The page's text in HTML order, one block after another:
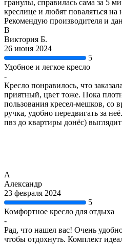
гранулы, справилась сама за 5
креслице и любят поваляться на
Рекомендую производителя и
В
Виктория Б.
26 июня 2024
5
Удобное и легкое кресло
-
Кресло понравилось, что
приятный, цвет тоже. Пока
пользования кресел-мешков, со
ручка, удобно передвигать за
пвз до квартиры донёс)
А
Александр
23 февраля 2024
5
Комфортное кресло для отдыха
-
Рад, что нашел вас! Очень
чтобы отдохнуть. Комплект